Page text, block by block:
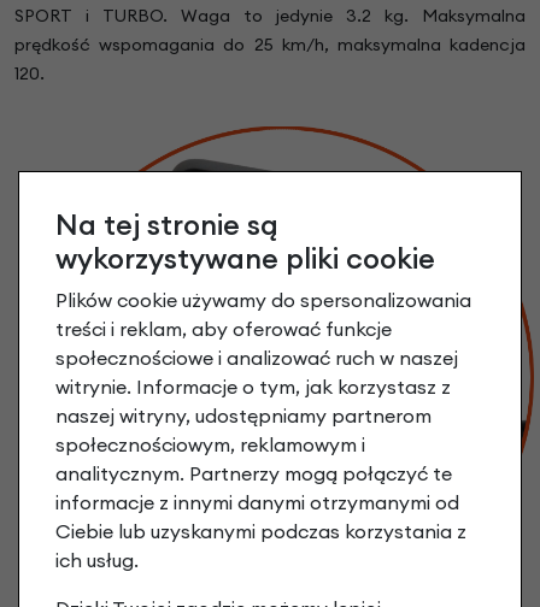
SPORT i TURBO. Waga to jedynie 3.2 kg. Maksymalna
prędkość wspomagania do 25 km/h, maksymalna kadencja
120.
Na tej stronie są
wykorzystywane pliki cookie
Plików cookie używamy do spersonalizowania
treści i reklam, aby oferować funkcje
społecznościowe i analizować ruch w naszej
witrynie. Informacje o tym, jak korzystasz z
naszej witryny, udostępniamy partnerom
społecznościowym, reklamowym i
analitycznym. Partnerzy mogą połączyć te
informacje z innymi danymi otrzymanymi od
Ciebie lub uzyskanymi podczas korzystania z
ich usług.